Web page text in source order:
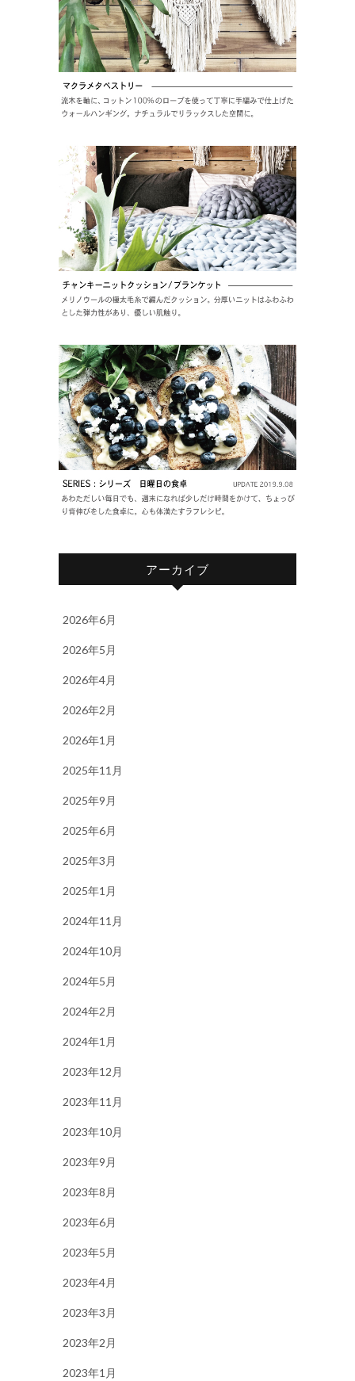
アーカイブ
2026年6月
2026年5月
2026年4月
2026年2月
2026年1月
2025年11月
2025年9月
2025年6月
2025年3月
2025年1月
2024年11月
2024年10月
2024年5月
2024年2月
2024年1月
2023年12月
2023年11月
2023年10月
2023年9月
2023年8月
2023年6月
2023年5月
2023年4月
2023年3月
2023年2月
2023年1月